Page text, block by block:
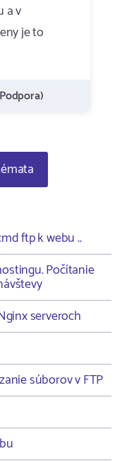
a v
je to
ftp k webu ..
Počítanie
serveroch
súborov v FTP